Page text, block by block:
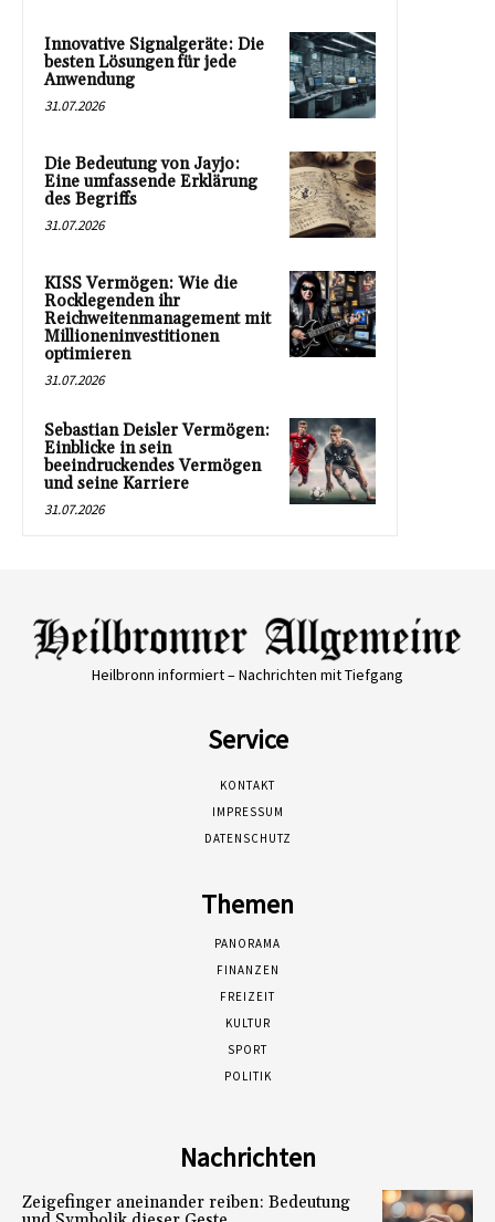
Innovative Signalgeräte: Die
besten Lösungen für jede
Anwendung
31.07.2026
Die Bedeutung von Jayjo:
Eine umfassende Erklärung
des Begriffs
31.07.2026
KISS Vermögen: Wie die
Rocklegenden ihr
Reichweitenmanagement mit
Millioneninvestitionen
optimieren
31.07.2026
Sebastian Deisler Vermögen:
Einblicke in sein
beeindruckendes Vermögen
und seine Karriere
31.07.2026
Heilbronn informiert – Nachrichten mit Tiefgang
Service
KONTAKT
IMPRESSUM
DATENSCHUTZ
Themen
PANORAMA
FINANZEN
FREIZEIT
KULTUR
SPORT
POLITIK
Nachrichten
Zeigefinger aneinander reiben: Bedeutung